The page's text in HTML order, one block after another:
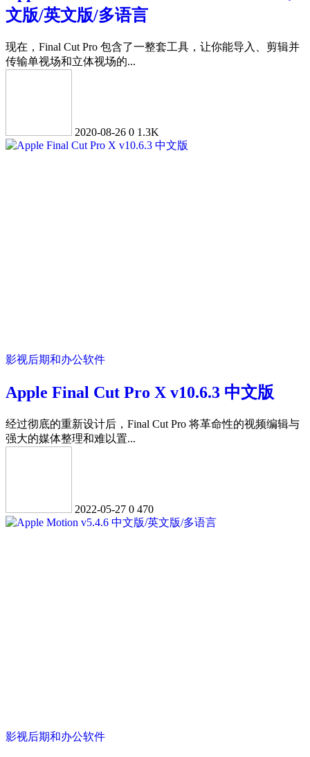
文版/英文版/多语言
现在，Final Cut Pro 包含了一整套工具，让你能导入、剪辑并
传输单视场和立体视场的...
2020-08-26 0 1.3K
影视后期和办公软件
Apple Final Cut Pro X v10.6.3 中文版
经过彻底的重新设计后，Final Cut Pro 将革命性的视频编辑与
强大的媒体整理和难以置...
2022-05-27 0 470
影视后期和办公软件